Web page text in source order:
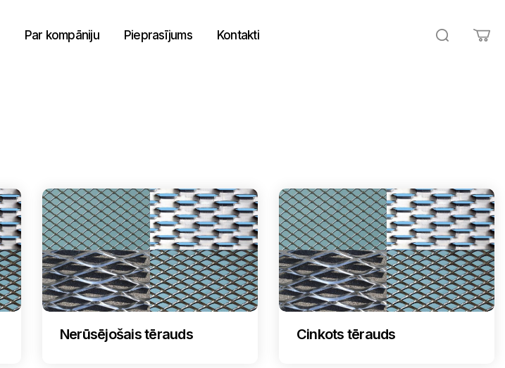
Par kompāniju Pieprasījums Kontakti
Nerūsējošais tērauds Cinkots tērauds